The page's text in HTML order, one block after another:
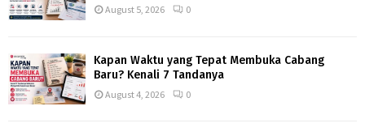
August 5, 2026 0
Kapan Waktu yang Tepat Membuka Cabang
Baru? Kenali 7 Tandanya
August 4, 2026 0